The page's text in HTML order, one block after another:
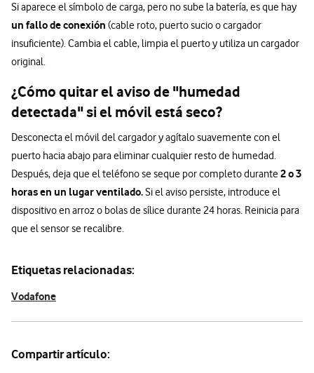
Si aparece el símbolo de carga, pero no sube la batería, es que hay
un fallo de conexión (cable roto, puerto sucio o cargador
insuficiente). Cambia el cable, limpia el puerto y utiliza un cargador
original.
¿Cómo quitar el aviso de "humedad
detectada" si el móvil está seco?
Desconecta el móvil del cargador y agítalo suavemente con el
puerto hacia abajo para eliminar cualquier resto de humedad.
Después, deja que el teléfono se seque por completo durante2 o 3
horas en un lugar ventilado.Si el aviso persiste, introduce el
dispositivo en arroz o bolas de sílice durante 24 horas. Reinicia para
que el sensor se recalibre.
Etiquetas relacionadas:
Vodafone
Compartir artículo: